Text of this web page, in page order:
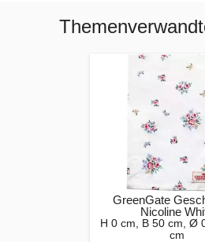
GreenGate
Nicoline
H 0 cm, B 50 cm, Ø
cm